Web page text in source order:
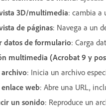
3D/multimedia: cambia a
de páginas: Navega a un
datos de formulario: Carga
multimedia (Acrobat 9 y
: Inicia un archivo
web: Abre una URL,
un sonido: Reproduce un